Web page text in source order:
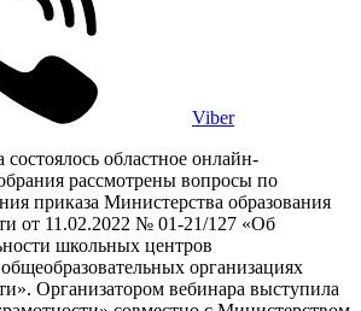
Viber
состоялось областное онлайн-
рассмотрены вопросы по
приказа Министерства образования
от 11.02.2022 № 01-21/127 «Об
школьных центров
организациях
Организатором вебинара выступила